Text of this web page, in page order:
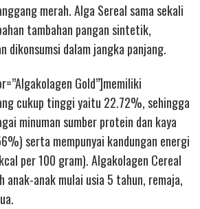
merah. Alga Sereal sama sekali
tambahan pangan sintetik,
dikonsumsi dalam jangka panjang.
Gold”]memiliki
cukup tinggi yaitu 22.72%, sehingga
minuman sumber protein dan kaya
serta mempunyai kandungan energi
per 100 gram). Algakolagen Cereal
anak-anak mulai usia 5 tahun, remaja,